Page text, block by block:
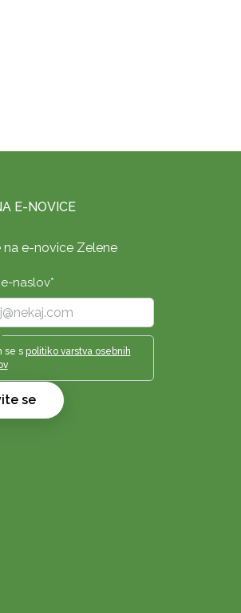
E-NOVICE
na e-novice Zelene
naslov*
se s politiko varstva osebnih
se